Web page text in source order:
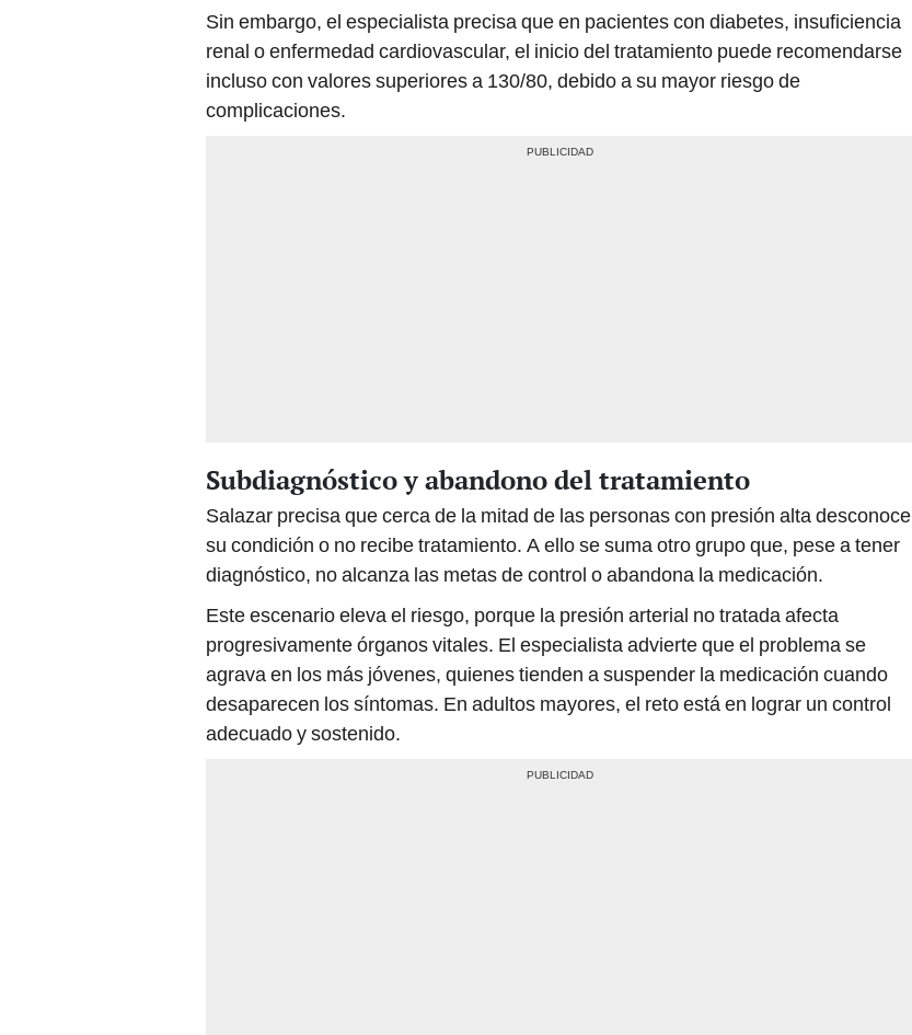
Sin embargo, el especialista precisa que en pacientes con diabetes, insuficiencia
renal o enfermedad cardiovascular, el inicio del tratamiento puede recomendarse
incluso con valores superiores a 130/80, debido a su mayor riesgo de
complicaciones.
Subdiagnóstico y abandono del tratamiento
Salazar precisa que cerca de la mitad de las personas con presión alta desconoce
su condición o no recibe tratamiento. A ello se suma otro grupo que, pese a tener
diagnóstico, no alcanza las metas de control o abandona la medicación.
Este escenario eleva el riesgo, porque la presión arterial no tratada afecta
progresivamente órganos vitales. El especialista advierte que el problema se
agrava en los más jóvenes, quienes tienden a suspender la medicación cuando
desaparecen los síntomas. En adultos mayores, el reto está en lograr un control
adecuado y sostenido.